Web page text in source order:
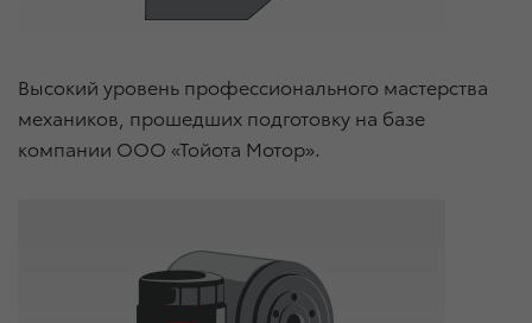
Высокий уровень профессионального мастерства
механиков, прошедших подготовку на базе
компании ООО «Тойота Мотор».